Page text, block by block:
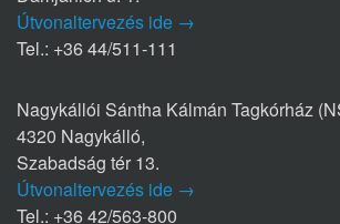
Útvonaltervezés ide →
Tel.: +36 44/511-111
Nagykállói Sántha Kálmán Tagkórház
4320 Nagykálló,
Szabadság tér 13.
Útvonaltervezés ide →
Tel.: +36 42/563-800